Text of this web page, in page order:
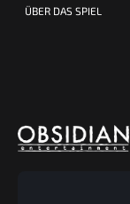
ÜBER DAS SPIEL